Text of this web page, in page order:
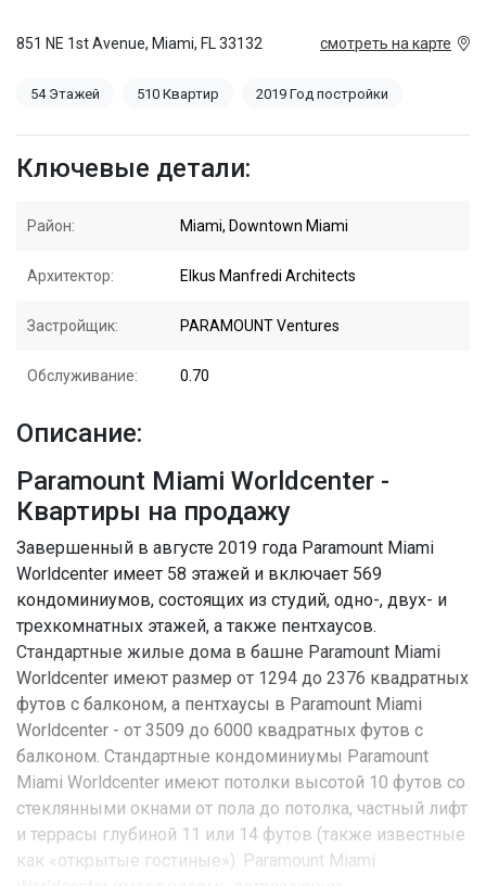
851 NE 1st Avenue, Miami, FL 33132 смотреть на карте
54 Этажей 510 Квартир 2019 Год постройки
Ключевые детали:
Район: Miami, Downtown Miami
Архитектор: Elkus Manfredi Architects
Застройщик: PARAMOUNT Ventures
Обслуживание: 0.70
Описание:
Paramount Miami Worldcenter -
Квартиры на продажу
Завершенный в августе 2019 года Paramount Miami
Worldcenter имеет 58 этажей и включает 569
кондоминиумов, состоящих из студий, одно-, двух- и
трехкомнатных этажей, а также пентхаусов.
Стандартные жилые дома в башне Paramount Miami
Worldcenter имеют размер от 1294 до 2376 квадратных
футов с балконом, а пентхаусы в Paramount Miami
Worldcenter - от 3509 до 6000 квадратных футов с
балконом. Стандартные кондоминиумы Paramount
Miami Worldcenter имеют потолки высотой 10 футов со
стеклянными окнами от пола до потолка, частный лифт
и террасы глубиной 11 или 14 футов (также известные
как «открытые гостиные»). Paramount Miami